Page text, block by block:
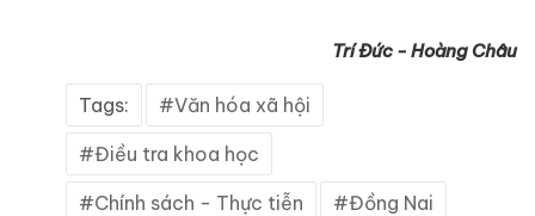
Trí Đức - Hoàng Châu
Tags: Văn hóa xã hội
Điều tra khoa học
Chính sách - Thực tiễn Đồng Nai